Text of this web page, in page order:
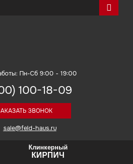
Klinker
Пн-Сб 9:00 - 19:00
100-18-09
ЗВОНОК
sale@feld-haus.ru
Клинкерный
КИРПИЧ